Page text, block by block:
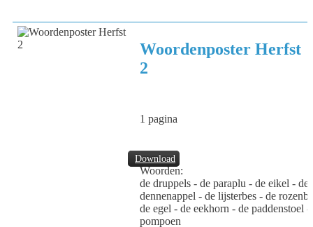
Download
Woordenposter Herfst
2
1 pagina
Woorden:
de druppels - de paraplu - de eikel -
dennenappel - de lijsterbes - de
de egel - de eekhorn - de paddenstoel
pompoen